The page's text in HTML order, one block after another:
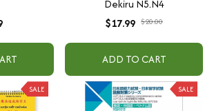
Dekiru N5.N4
$17.99 $20.00
ADD TO CART
SALE SALE